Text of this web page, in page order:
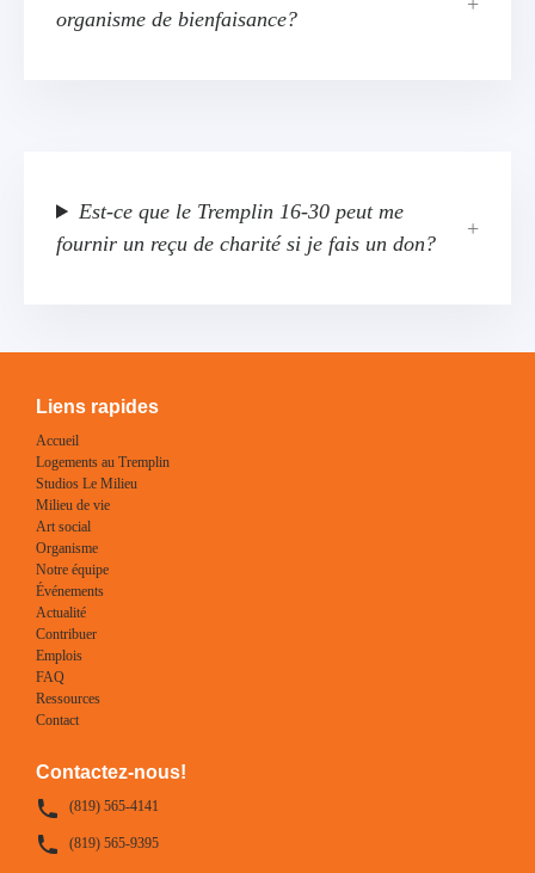
organisme de bienfaisance?
Est-ce que le Tremplin 16-30 peut me
fournir un reçu de charité si je fais un don?
Liens rapides
Accueil
Logements au Tremplin
Studios Le Milieu
Milieu de vie
Art social
Organisme
Notre équipe
Événements
Actualité
Contribuer
Emplois
FAQ
Ressources
Contact
Contactez-nous!
(819) 565-4141
(819) 565-9395